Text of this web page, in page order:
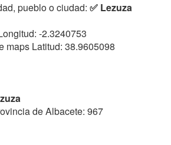
pueblo o ciudad: ✅ Lezuza
-2.3240753
maps Latitud: 38.9605098
de Albacete: 967